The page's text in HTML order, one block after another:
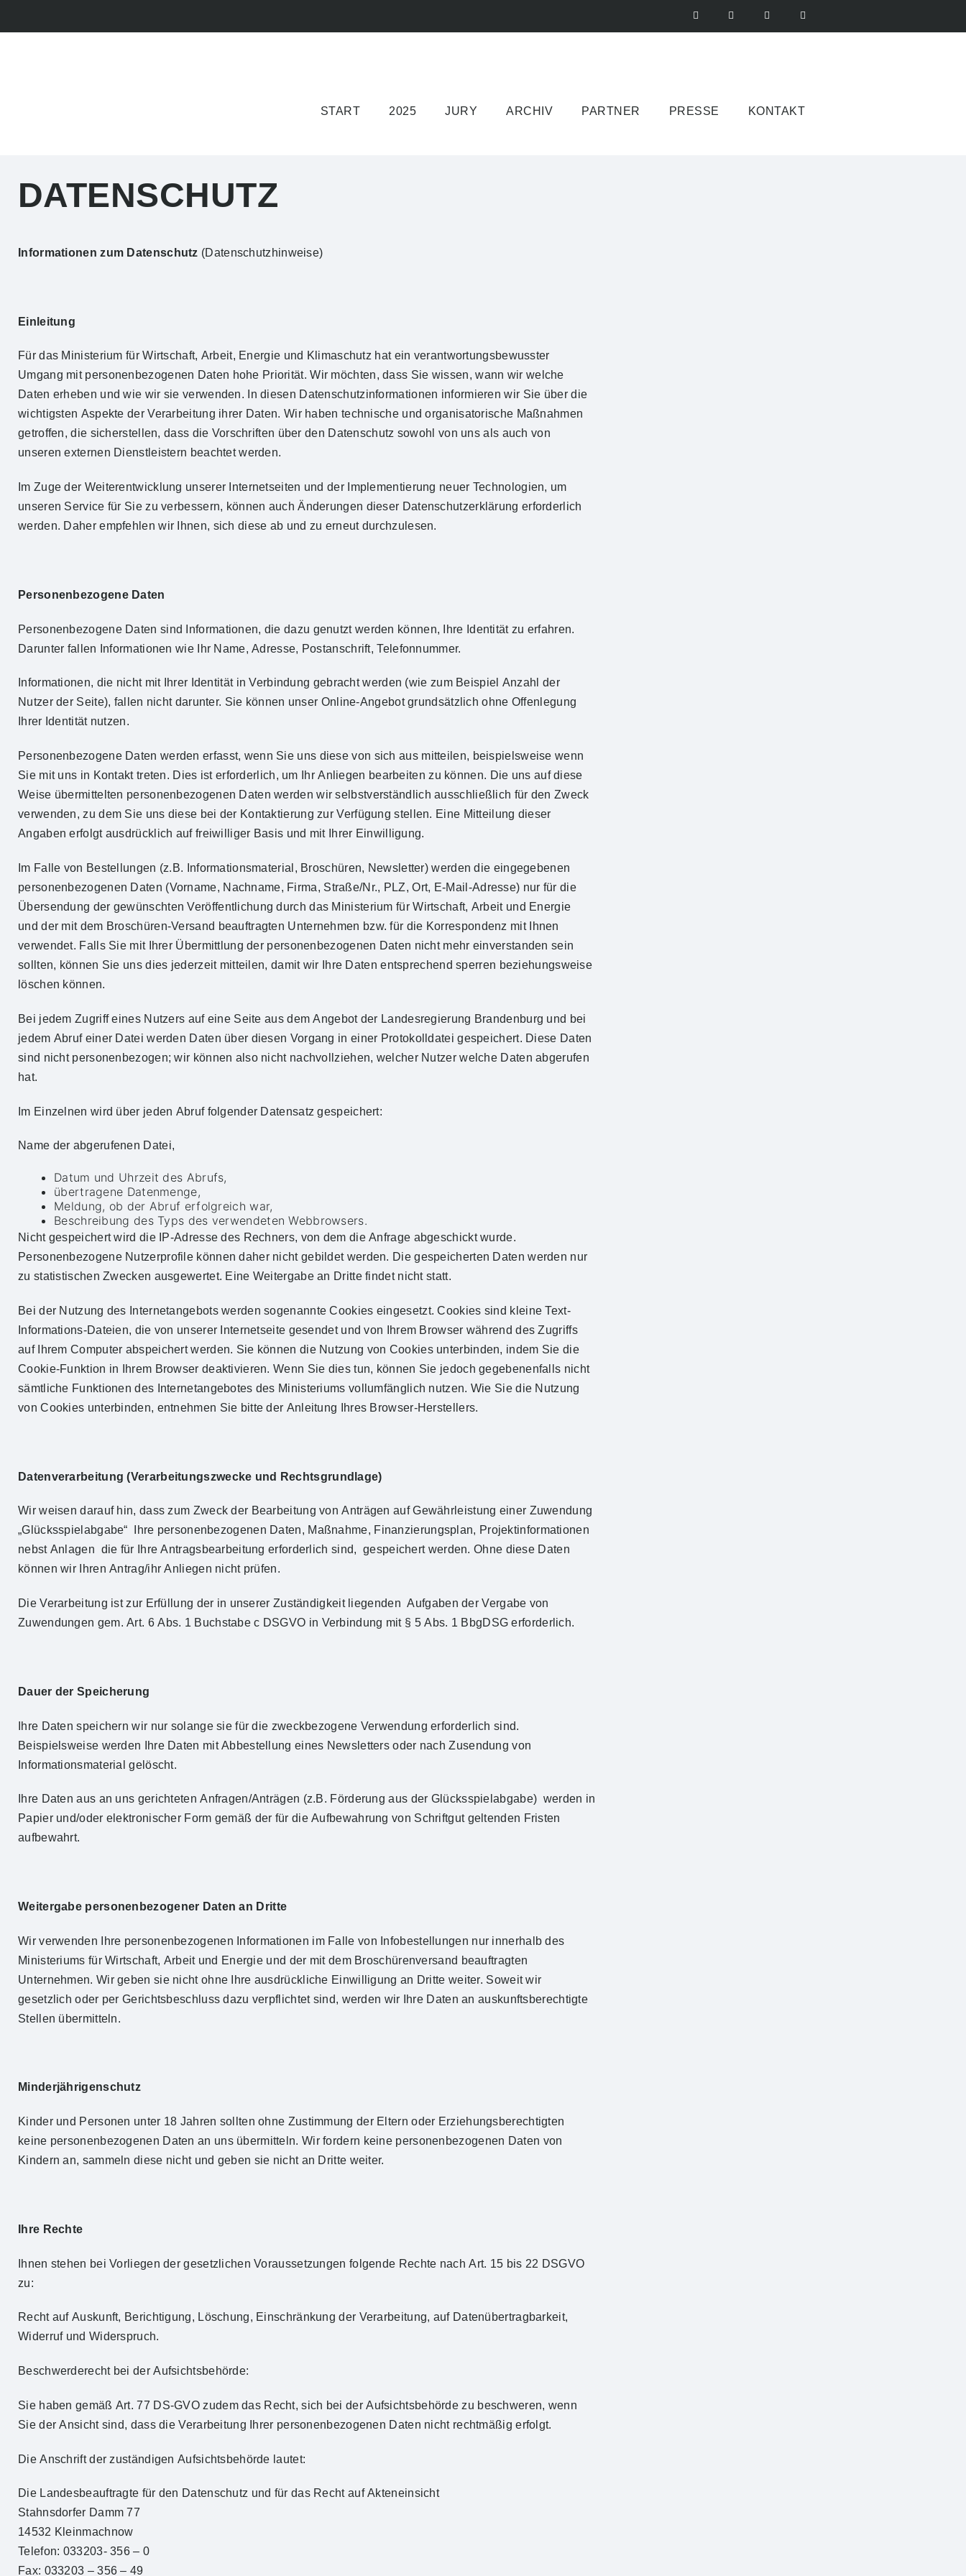
START 2025 JURY ARCHIV PARTNER PRESSE KONTAKT
DATENSCHUTZ
Informationen zum Datenschutz (Datenschutzhinweise)
Einleitung
Für das Ministerium für Wirtschaft, Arbeit, Energie und Klimaschutz hat ein verantwortungsbewusster
Umgang mit personenbezogenen Daten hohe Priorität. Wir möchten, dass Sie wissen, wann wir welche
Daten erheben und wie wir sie verwenden. In diesen Datenschutzinformationen informieren wir Sie über die
wichtigsten Aspekte der Verarbeitung ihrer Daten. Wir haben technische und organisatorische Maßnahmen
getroffen, die sicherstellen, dass die Vorschriften über den Datenschutz sowohl von uns als auch von
unseren externen Dienstleistern beachtet werden.
Im Zuge der Weiterentwicklung unserer Internetseiten und der Implementierung neuer Technologien, um
unseren Service für Sie zu verbessern, können auch Änderungen dieser Datenschutzerklärung erforderlich
werden. Daher empfehlen wir Ihnen, sich diese ab und zu erneut durchzulesen.
Personenbezogene Daten
Personenbezogene Daten sind Informationen, die dazu genutzt werden können, Ihre Identität zu erfahren.
Darunter fallen Informationen wie Ihr Name, Adresse, Postanschrift, Telefonnummer.
Informationen, die nicht mit Ihrer Identität in Verbindung gebracht werden (wie zum Beispiel Anzahl der
Nutzer der Seite), fallen nicht darunter. Sie können unser Online-Angebot grundsätzlich ohne Offenlegung
Ihrer Identität nutzen.
Personenbezogene Daten werden erfasst, wenn Sie uns diese von sich aus mitteilen, beispielsweise wenn
Sie mit uns in Kontakt treten. Dies ist erforderlich, um Ihr Anliegen bearbeiten zu können. Die uns auf diese
Weise übermittelten personenbezogenen Daten werden wir selbstverständlich ausschließlich für den Zweck
verwenden, zu dem Sie uns diese bei der Kontaktierung zur Verfügung stellen. Eine Mitteilung dieser
Angaben erfolgt ausdrücklich auf freiwilliger Basis und mit Ihrer Einwilligung.
Im Falle von Bestellungen (z.B. Informationsmaterial, Broschüren, Newsletter) werden die eingegebenen
personenbezogenen Daten (Vorname, Nachname, Firma, Straße/Nr., PLZ, Ort, E-Mail-Adresse) nur für die
Übersendung der gewünschten Veröffentlichung durch das Ministerium für Wirtschaft, Arbeit und Energie
und der mit dem Broschüren-Versand beauftragten Unternehmen bzw. für die Korrespondenz mit Ihnen
verwendet. Falls Sie mit Ihrer Übermittlung der personenbezogenen Daten nicht mehr einverstanden sein
sollten, können Sie uns dies jederzeit mitteilen, damit wir Ihre Daten entsprechend sperren beziehungsweise
löschen können.
Bei jedem Zugriff eines Nutzers auf eine Seite aus dem Angebot der Landesregierung Brandenburg und bei
jedem Abruf einer Datei werden Daten über diesen Vorgang in einer Protokolldatei gespeichert. Diese Daten
sind nicht personenbezogen; wir können also nicht nachvollziehen, welcher Nutzer welche Daten abgerufen
hat.
Im Einzelnen wird über jeden Abruf folgender Datensatz gespeichert:
Name der abgerufenen Datei,
Datum und Uhrzeit des Abrufs,
übertragene Datenmenge,
Meldung, ob der Abruf erfolgreich war,
Beschreibung des Typs des verwendeten Webbrowsers.
Nicht gespeichert wird die IP-Adresse des Rechners, von dem die Anfrage abgeschickt wurde.
Personenbezogene Nutzerprofile können daher nicht gebildet werden. Die gespeicherten Daten werden nur
zu statistischen Zwecken ausgewertet. Eine Weitergabe an Dritte findet nicht statt.
Bei der Nutzung des Internetangebots werden sogenannte Cookies eingesetzt. Cookies sind kleine Text-
Informations-Dateien, die von unserer Internetseite gesendet und von Ihrem Browser während des Zugriffs
auf Ihrem Computer abspeichert werden. Sie können die Nutzung von Cookies unterbinden, indem Sie die
Cookie-Funktion in Ihrem Browser deaktivieren. Wenn Sie dies tun, können Sie jedoch gegebenenfalls nicht
sämtliche Funktionen des Internetangebotes des Ministeriums vollumfänglich nutzen. Wie Sie die Nutzung
von Cookies unterbinden, entnehmen Sie bitte der Anleitung Ihres Browser-Herstellers.
Datenverarbeitung (Verarbeitungszwecke und Rechtsgrundlage)
Wir weisen darauf hin, dass zum Zweck der Bearbeitung von Anträgen auf Gewährleistung einer Zuwendung
„Glücksspielabgabe“
Ihre personenbezogenen Daten, Maßnahme, Finanzierungsplan, Projektinformationen
nebst Anlagen die für Ihre Antragsbearbeitung erforderlich sind, gespeichert werden. Ohne diese Daten
können wir Ihren Antrag/ihr Anliegen nicht prüfen.
Die Verarbeitung ist zur Erfüllung der in unserer Zuständigkeit liegenden Aufgaben der Vergabe von
Zuwendungen gem. Art. 6 Abs. 1 Buchstabe c DSGVO in Verbindung mit § 5 Abs. 1 BbgDSG erforderlich.
Dauer der Speicherung
Ihre Daten speichern wir nur solange sie für die zweckbezogene Verwendung erforderlich sind.
Beispielsweise werden Ihre Daten mit Abbestellung eines Newsletters oder nach Zusendung von
Informationsmaterial gelöscht.
Ihre Daten aus an uns gerichteten Anfragen/Anträgen (z.B. Förderung aus der Glücksspielabgabe) werden in
Papier und/oder elektronischer Form gemäß der für die Aufbewahrung von Schriftgut geltenden Fristen
aufbewahrt.
Weitergabe personenbezogener Daten an Dritte
Wir verwenden Ihre personenbezogenen Informationen im Falle von Infobestellungen nur innerhalb des
Ministeriums für Wirtschaft, Arbeit und Energie und der mit dem Broschürenversand beauftragten
Unternehmen. Wir geben sie nicht ohne Ihre ausdrückliche Einwilligung an Dritte weiter. Soweit wir
gesetzlich oder per Gerichtsbeschluss dazu verpflichtet sind, werden wir Ihre Daten an auskunftsberechtigte
Stellen übermitteln.
Minderjährigenschutz
Kinder und Personen unter 18 Jahren sollten ohne Zustimmung der Eltern oder Erziehungsberechtigten
keine personenbezogenen Daten an uns übermitteln. Wir fordern keine personenbezogenen Daten von
Kindern an, sammeln diese nicht und geben sie nicht an Dritte weiter.
Ihre Rechte
Ihnen stehen bei Vorliegen der gesetzlichen Voraussetzungen folgende Rechte nach Art. 15 bis 22 DSGVO
zu:
Recht auf Auskunft, Berichtigung, Löschung, Einschränkung der Verarbeitung, auf Datenübertragbarkeit,
Widerruf und Widerspruch.
Beschwerderecht bei der Aufsichtsbehörde:
Sie haben gemäß Art. 77 DS-GVO zudem das Recht, sich bei der Aufsichtsbehörde zu beschweren, wenn
Sie der Ansicht sind, dass die Verarbeitung Ihrer personenbezogenen Daten nicht rechtmäßig erfolgt.
Die Anschrift der zuständigen Aufsichtsbehörde lautet:
Die Landesbeauftragte für den Datenschutz und für das Recht auf Akteneinsicht
Stahnsdorfer Damm 77
14532 Kleinmachnow
Telefon: 033203- 356 – 0
Fax: 033203 – 356 – 49